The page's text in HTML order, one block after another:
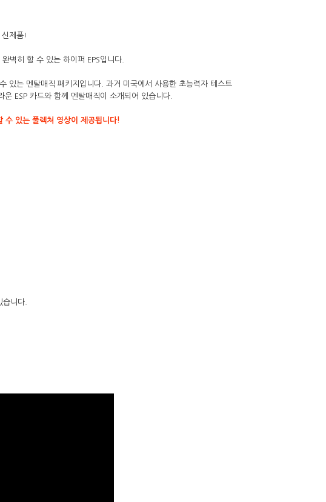
제품!
벽히 할 수 있는 하이퍼 EPS입니다.
있는 멘탈매직 패키지입니다. 과거 미국에서 사용한 초능력자 테스트
ESP 카드와 함께 멘탈매직이 소개되어 있습니다.
수 있는 풀렉쳐 영상이 제공됩니다!
니다.